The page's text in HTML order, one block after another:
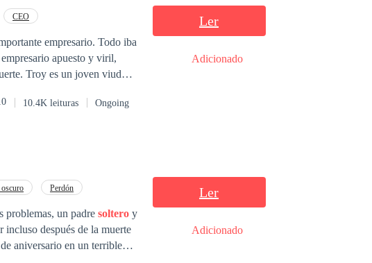
CEO
empresario. Todo iba
apuesto y viril,
Troy es un joven viudo
10.4K leituras Ongoing
Ler
Adicionado
oscuro
Perdón
problemas, un padre soltero y
Ler
Adicionado